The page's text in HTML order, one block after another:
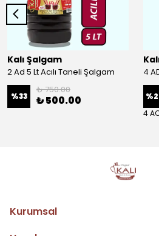
Kalı Şalgam
2 Ad 5 Lt Acılı Taneli Şalgam
%33
₺ 750.00
₺ 500.00 %
4
Kurumsal